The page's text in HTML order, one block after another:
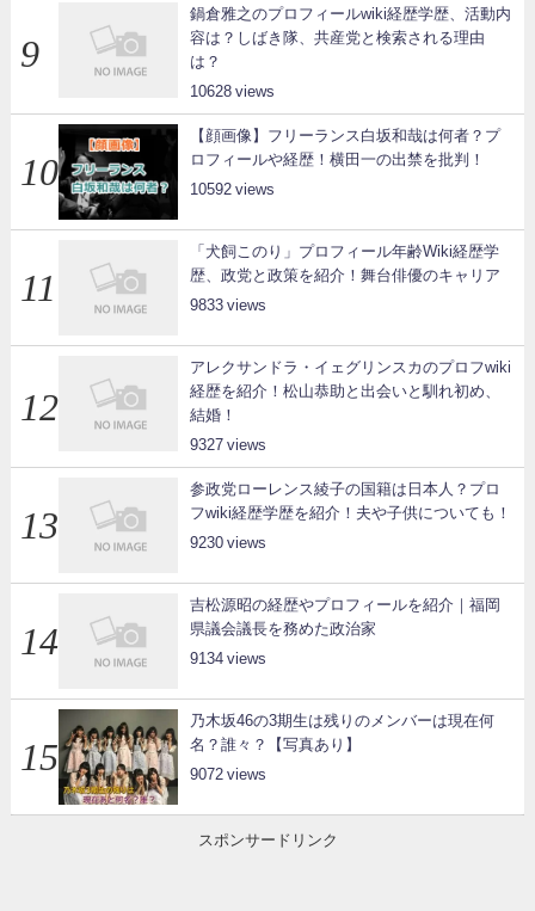
鍋倉雅之のプロフィールwiki経歴学歴、活動内
容は？しばき隊、共産党と検索される理由
は？
10628
【顔画像】フリーランス白坂和哉は何者？プ
ロフィールや経歴！横田一の出禁を批判！
10592
「犬飼このり」プロフィール年齢Wiki経歴学
歴、政党と政策を紹介！舞台俳優のキャリア
9833
アレクサンドラ・イェグリンスカのプロフwiki
経歴を紹介！松山恭助と出会いと馴れ初め、
結婚！
9327
参政党ローレンス綾子の国籍は日本人？プロ
フwiki経歴学歴を紹介！夫や子供についても！
9230
吉松源昭の経歴やプロフィールを紹介｜福岡
県議会議長を務めた政治家
9134
乃木坂46の3期生は残りのメンバーは現在何
名？誰々？【写真あり】
9072
スポンサードリンク